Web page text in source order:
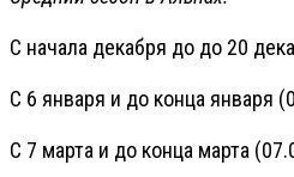
С начала декабря до до 20
С 6 января и до конца января
С 7 марта и до конца марта